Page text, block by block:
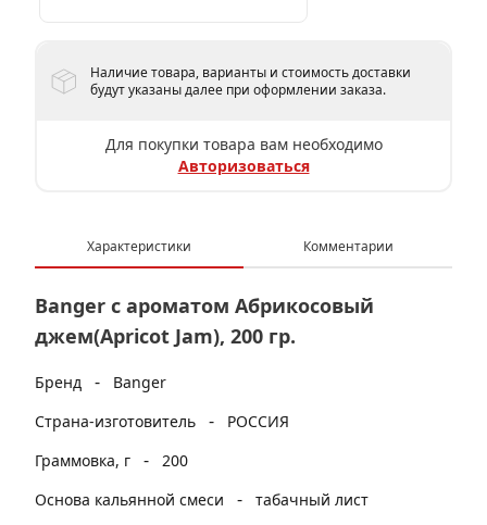
Наличие товара, варианты и стоимость доставки
будут указаны далее при оформлении заказа.
Для покупки товара вам необходимо
Авторизоваться
Характеристики Комментарии
Banger с ароматом Абрикосовый
джем(Apricot Jam), 200 гр.
Бренд -
Banger
Страна-изготовитель
-
РОССИЯ
Граммовка, г
- 200
Основа кальянной смеси
- табачный лист